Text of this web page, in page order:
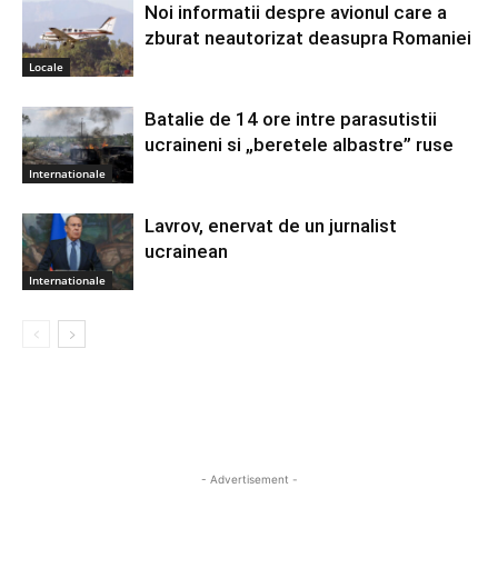
Locale
Noi informatii despre avionul care a
zburat neautorizat deasupra Romaniei
Internationale
Batalie de 14 ore intre parasutistii
ucraineni si „beretele albastre” ruse
Internationale
Lavrov, enervat de un jurnalist
ucrainean
- Advertisement -